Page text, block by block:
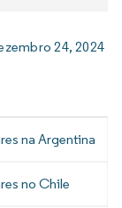
24, 2024
na Argentina
no Chile